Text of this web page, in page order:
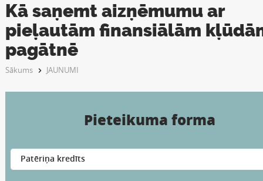
Kā saņemt aizņēmumu ar
pieļautām finansiālām
pagātnē
Sākums JAUNUMI
Pieteikuma forma